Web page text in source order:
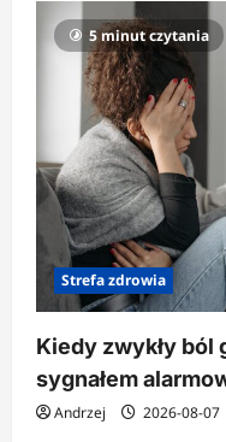
s
u
5 minut czytania
Strefa zdrowia
Kiedy zwykły ból
sygnałem
Andrzej 2026-08-07